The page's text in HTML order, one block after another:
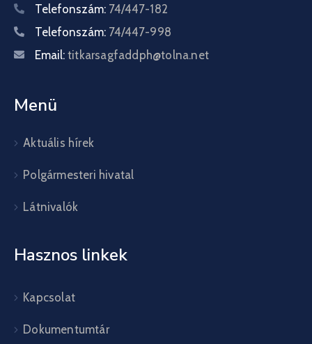
Telefonszám: 74/447-182
Telefonszám: 74/447-998
Email: titkarsagfaddph@tolna.net
Menü
Aktuális hírek
Polgármesteri hivatal
Látnivalók
Hasznos linkek
Kapcsolat
Dokumentumtár